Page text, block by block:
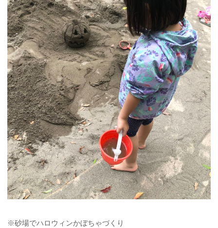
※砂場でハロウィンかぼちゃづくり